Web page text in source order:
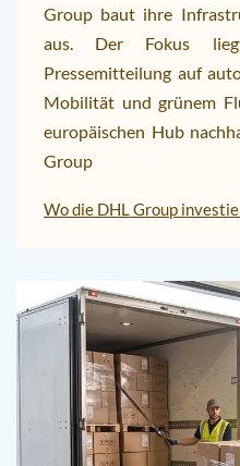
Group baut ihre
aus. Der Fokus
Pressemitteilung auf
Mobilität und grünem
europäischen Hub
Group
Wo die DHL Group